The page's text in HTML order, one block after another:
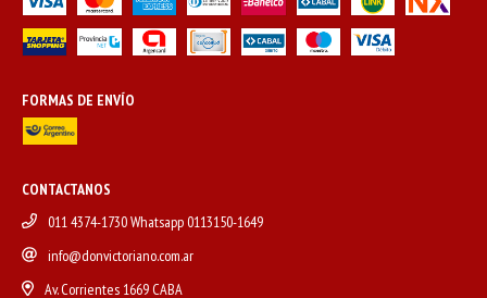
FORMAS DE ENVÍO
CONTACTANOS
011 4374-1730 Whatsapp 0113150-1649
info@donvictoriano.com.ar
Av. Corrientes 1669 CABA